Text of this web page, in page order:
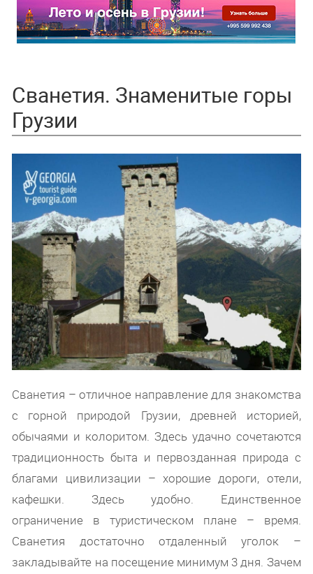
Сванетия. Знаменитые горы
Грузии
Сванетия – отличное направление для знакомства
с горной природой Грузии, древней историей,
обычаями и колоритом. Здесь удачно сочетаются
традиционность быта и первозданная природа с
благами цивилизации – хорошие дороги, отели,
кафешки. Здесь удобно. Единственное
ограничение в туристическом плане – время.
Сванетия достаточно отдаленный уголок –
закладывайте на посещение минимум 3 дня. Зачем